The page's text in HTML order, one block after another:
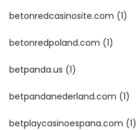
betonredcasinosite.com (1)
betonredpoland.com (1)
betpanda.us (1)
betpandanederland.com (1)
betplaycasinoespana.com (1)